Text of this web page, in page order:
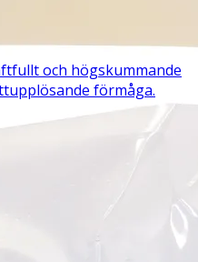
och högskummande
förmåga.